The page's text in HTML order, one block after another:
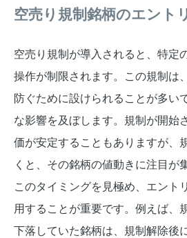
空売り規制銘柄のエント
空売り規制が導入されると、特定
操作が制限されます。この規制は
防ぐために設けられることが多い
な影響を及ぼします。規制が開始
価が安定することもありますが、
くと、その銘柄の値動きに注目が
このタイミングを見極め、エント
用することが重要です。例えば、
下落していた銘柄は、規制解除後